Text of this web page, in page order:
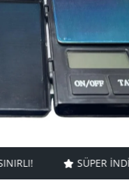
SÜPER INDIRIM 27%